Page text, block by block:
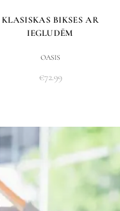
KLASISKAS BIKSES AR
IEGLUDĒM
OASIS
€72.99